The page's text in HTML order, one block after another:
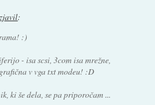
:
:)
- isa scsi, 3com isa mrežne,
v vga txt modeu! :D
ki še dela, se pa priporočam ...